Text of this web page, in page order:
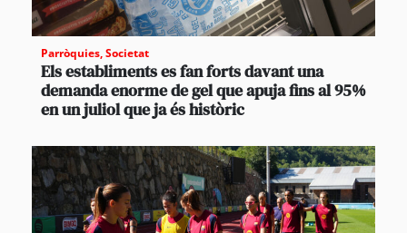
Parròquies,Societat
Els establiments es fan forts davant una
demanda enorme de gel que apuja fins al 95%
en un juliol que ja és històric